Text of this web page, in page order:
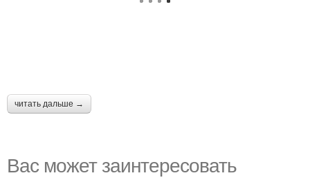
читать дальше →
Вас может заинтересовать